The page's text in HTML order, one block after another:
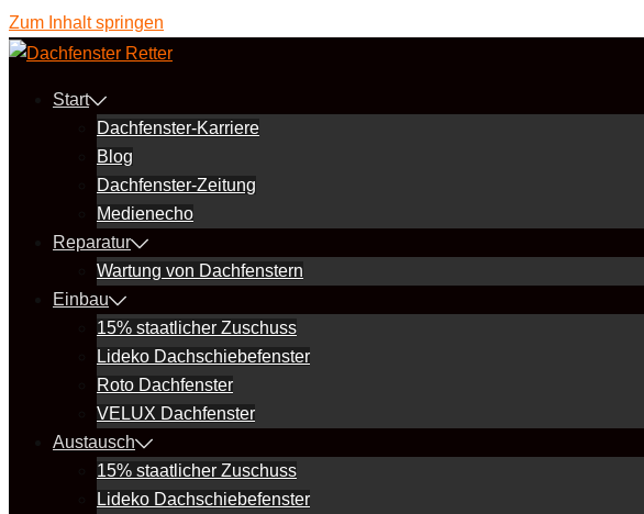
Zum Inhalt springen
Start
Dachfenster-Karriere
Blog
Dachfenster-Zeitung
Medienecho
Reparatur
Wartung von Dachfenstern
Einbau
15% staatlicher Zuschuss
Lideko Dachschiebefenster
Roto Dachfenster
VELUX Dachfenster
Austausch
15% staatlicher Zuschuss
Lideko Dachschiebefenster